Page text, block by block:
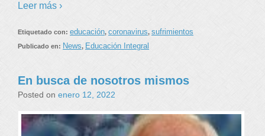
Leer más ›
Etiquetado con: educación, coronavirus, sufrimientos
Publicado en: News, Educación Integral
En busca de nosotros mismos
Posted on enero 12, 2022